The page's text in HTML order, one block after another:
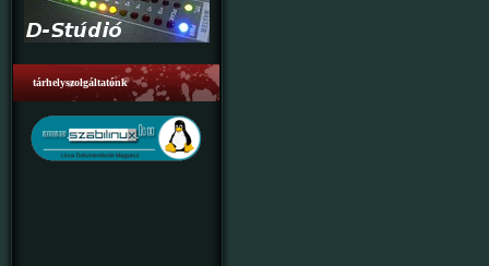
tárhelyszolgáltatónk